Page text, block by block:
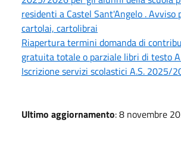
residenti a Castel Sant'Angelo . Avviso
cartolai, cartolibrai
Riapertura termini domanda di
gratuita totale o parziale libri di testo
Iscrizione servizi scolastici A.S. 2025/
Ultimo aggiornamento: 8 novembre